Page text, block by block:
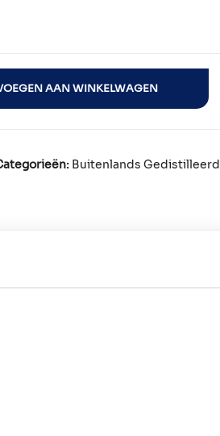
IRISH WHISKY 70cl aantal
AAN WINKELWAGEN
Buitenlands Gedistilleerd